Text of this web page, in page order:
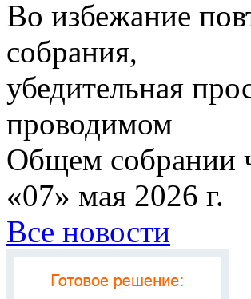
Во избежание
собрания,
убедительная
проводимом
Общем собрании
«07» мая 2026 г.
Все новости